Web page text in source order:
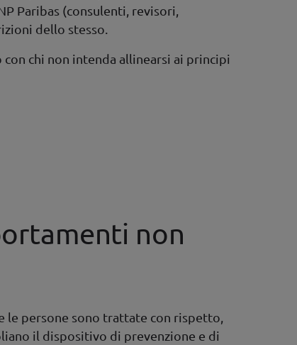
Paribas (consulenti, revisori,
dello stesso.
chi non intenda allinearsi ai principi
non
le persone sono trattate con rispetto,
il dispositivo di prevenzione e di